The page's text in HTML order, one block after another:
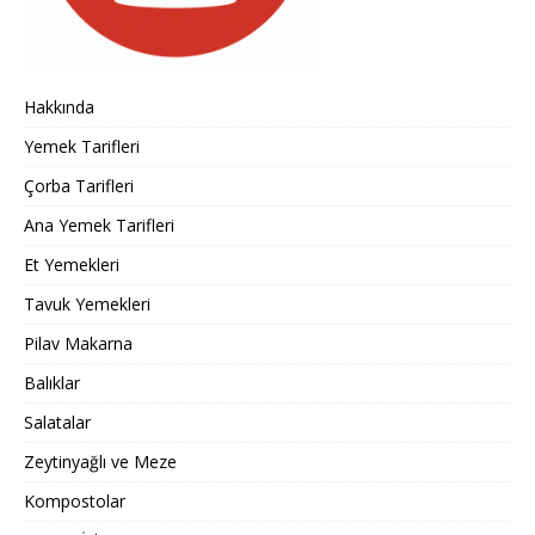
Hakkında
Yemek Tarifleri
Çorba Tarifleri
Ana Yemek Tarifleri
Et Yemekleri
Tavuk Yemekleri
Pilav Makarna
Balıklar
Salatalar
Zeytinyağlı ve Meze
Kompostolar